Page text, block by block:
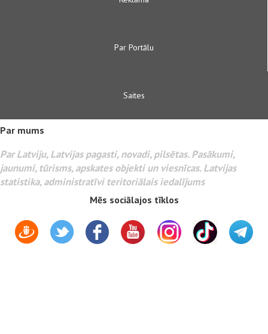
Par Portālu
Saites
Par mums
Par Latviju, Latvijas pagasti, novadi, pilsētas. Pasākumi,
jaunumi, tūrisms, apskates objekti un viesnīcas. Latvijas
statistika, administratīvi teritoriālais iedalījums
Mēs sociālajos tīklos